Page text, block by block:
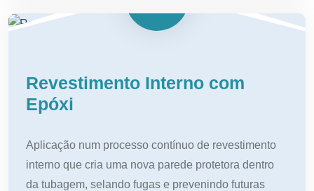
Revestimento Interno com
Epóxi
Aplicação num processo contínuo de revestimento
interno que cria uma nova parede protetora dentro
da tubagem, selando fugas e prevenindo futuras